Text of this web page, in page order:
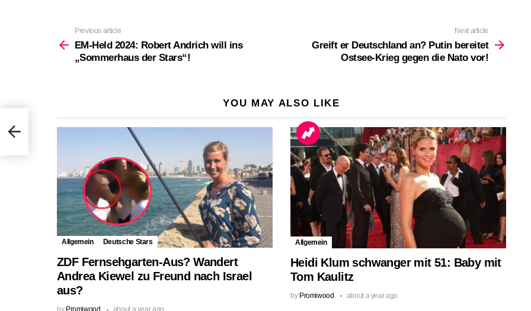
more
Previous article
EM-Held 2024: Robert Andrich will ins
„Sommerhaus der Stars“!
Next article
Greift er Deutschland an? Putin bereitet
Ostsee-Krieg gegen die Nato vor!
YOU MAY ALSO LIKE
Allgemein Deutsche Stars
ZDF Fernsehgarten-Aus? Wandert
Andrea Kiewel zu Freund nach Israel
aus?
Allgemein
Heidi Klum schwanger mit 51: Baby mit
Tom Kaulitz
by Promiwood about a year ago